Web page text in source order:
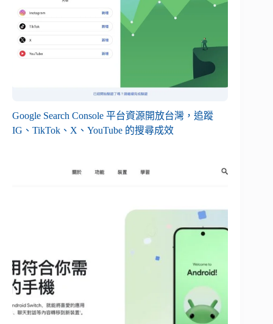
Google Search Console 平台資源開放台灣，追蹤
IG、TikTok、X、YouTube 的搜尋成效